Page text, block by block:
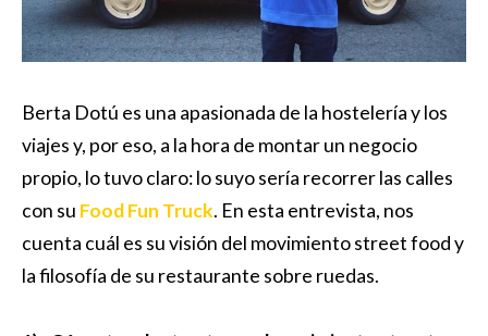
Berta Dotú es una apasionada de la hostelería y los
viajes y, por eso, a la hora de montar un negocio
propio, lo tuvo claro: lo suyo sería recorrer las calles
con su Food Fun Truck. En esta entrevista, nos
cuenta cuál es su visión del movimiento street food y
la filosofía de su restaurante sobre ruedas.